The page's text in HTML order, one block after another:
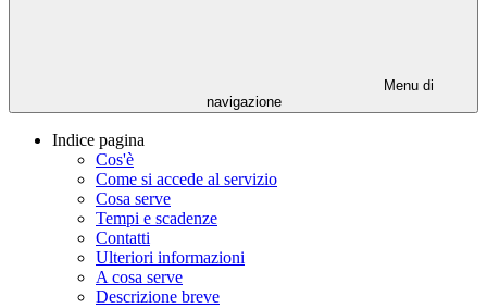
Menu di
navigazione
Indice pagina
Cos'è
Come si accede al servizio
Cosa serve
Tempi e scadenze
Contatti
Ulteriori informazioni
A cosa serve
Descrizione breve